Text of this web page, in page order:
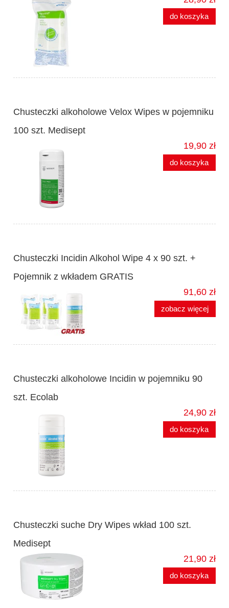
do koszyka
Chusteczki alkoholowe Velox Wipes w pojemniku
100 szt. Medisept
19,90 zł
do koszyka
Chusteczki Incidin Alkohol Wipe 4 x 90 szt. +
Pojemnik z wkładem GRATIS
91,60 zł
zobacz więcej
Chusteczki alkoholowe Incidin w pojemniku 90
szt. Ecolab
24,90 zł
do koszyka
Chusteczki suche Dry Wipes wkład 100 szt.
Medisept
21,90 zł
do koszyka